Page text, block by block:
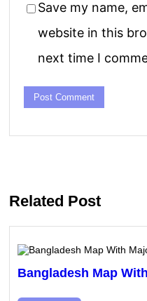
Save my name,
website in this
next time I
Related Post
Bangladesh Map